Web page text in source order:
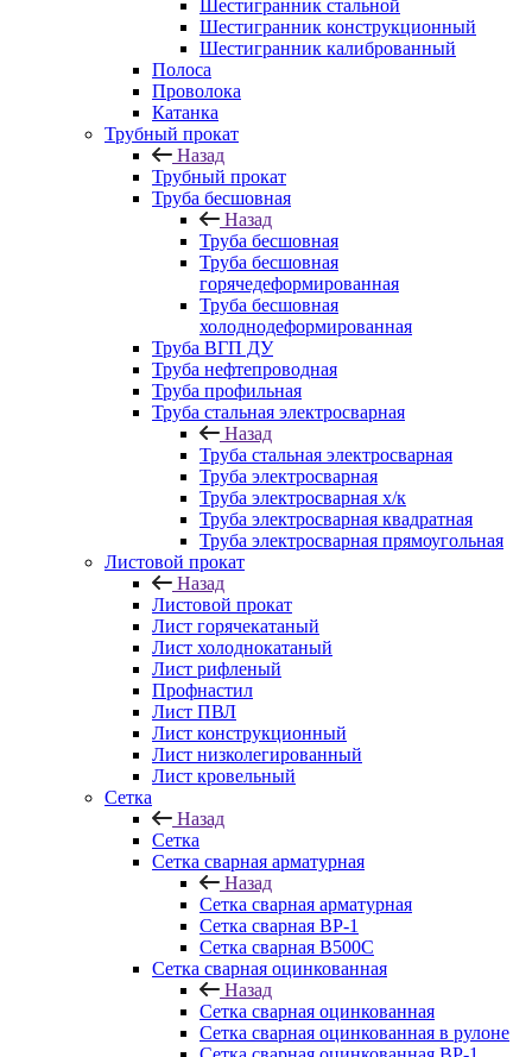
Шестигранник стальной
Шестигранник конструкционный
Шестигранник калиброванный
Полоса
Проволока
Катанка
Трубный прокат
Назад
Трубный прокат
Труба бесшовная
Назад
Труба бесшовная
Труба бесшовная
горячедеформированная
Труба бесшовная
холоднодеформированная
Труба ВГП ДУ
Труба нефтепроводная
Труба профильная
Труба стальная электросварная
Назад
Труба стальная электросварная
Труба электросварная
Труба электросварная х/к
Труба электросварная квадратная
Труба электросварная прямоугольная
Листовой прокат
Назад
Листовой прокат
Лист горячекатаный
Лист холоднокатаный
Лист рифленый
Профнастил
Лист ПВЛ
Лист конструкционный
Лист низколегированный
Лист кровельный
Сетка
Назад
Сетка
Сетка сварная арматурная
Назад
Сетка сварная арматурная
Сетка сварная ВР-1
Сетка сварная В500С
Сетка сварная оцинкованная
Назад
Сетка сварная оцинкованная
Сетка сварная оцинкованная в рулоне